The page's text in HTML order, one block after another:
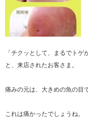
「チクッとして、まるでトゲ
と、来店されたお客さま。
痛みの元は、大きめの魚の目
これは痛かったでしょうね。